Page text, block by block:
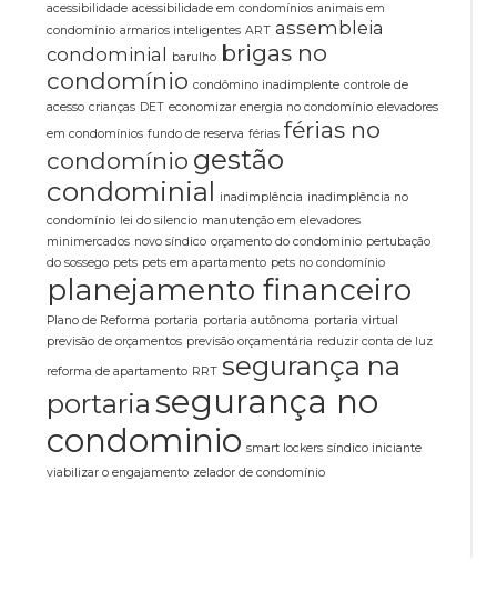
acessibilidade acessibilidade em condomínios animais em
condomínio armarios inteligentes ART assembleia
condominial
barulho brigas no
condomínio condômino inadimplente controle de
acesso crianças DET economizar energia no condomínio elevadores
em condomínios fundo de reserva férias férias no
condomínio gestão
condominial inadimplência inadimplência no
condomínio lei do silencio manutenção em elevadores
minimercados novo síndico orçamento do condominio pertubação
do sossego pets pets em apartamento pets no condomínio
planejamento financeiro
Plano de Reforma portaria portaria autônoma portaria virtual
previsão de orçamentos previsão orçamentária reduzir conta de luz
reforma de apartamento RRT segurança na
portaria segurança no
condominio smart lockers síndico iniciante
viabilizar o engajamento zelador de condomínio